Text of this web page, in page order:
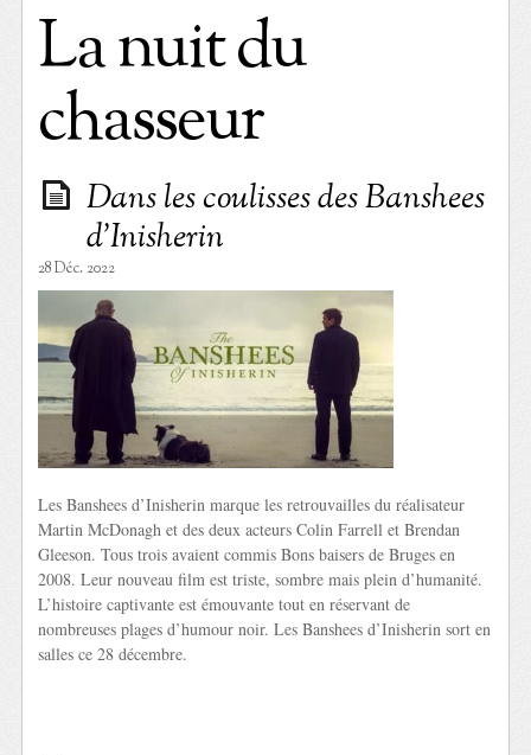
La nuit du
chasseur
Dans les coulisses des Banshees
d’Inisherin
28 Déc. 2022
Les Banshees d’Inisherin marque les retrouvailles du réalisateur
Martin McDonagh et des deux acteurs Colin Farrell et Brendan
Gleeson. Tous trois avaient commis Bons baisers de Bruges en
2008. Leur nouveau film est triste, sombre mais plein d’humanité.
L’histoire captivante est émouvante tout en réservant de
nombreuses plages d’humour noir. Les Banshees d’Inisherin sort en
salles ce 28 décembre.